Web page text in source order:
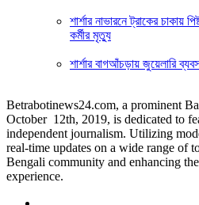
শার্শার নাভারনে ট্রাকের চাকায়
কর্মীর মৃত্যু
শার্শার বাগআঁচড়ায় জুয়েলারি
Betrabotinews24.com, a prominent
October 12th, 2019, is dedicated to
independent journalism. Utilizing
real-time updates on a wide range of
Bengali community and enhancing
experience.